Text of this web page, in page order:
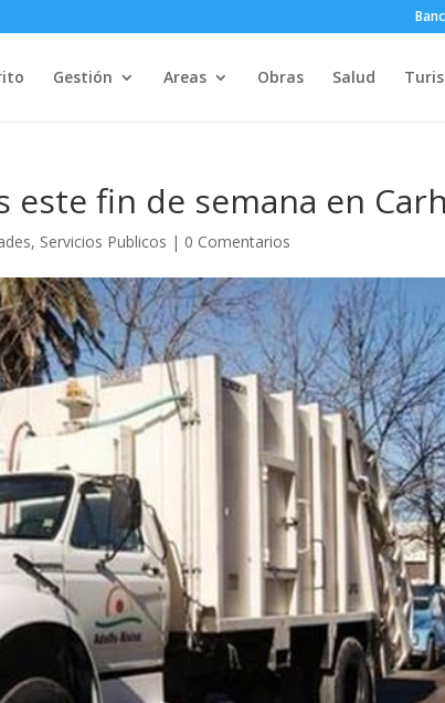
Gestión Areas Obras Salud
este fin de semana en
, Servicios Publicos | 0 Comentarios